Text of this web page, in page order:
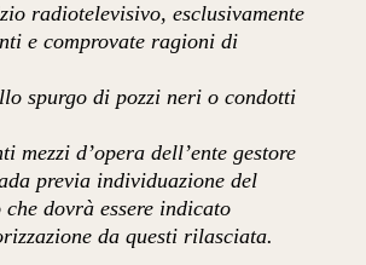
radiotelevisivo, esclusivamente
e comprovate ragioni di
spurgo di pozzi neri o condotti
mezzi d’opera dell’ente gestore
previa individuazione del
che dovrà essere indicato
da questi rilasciata.